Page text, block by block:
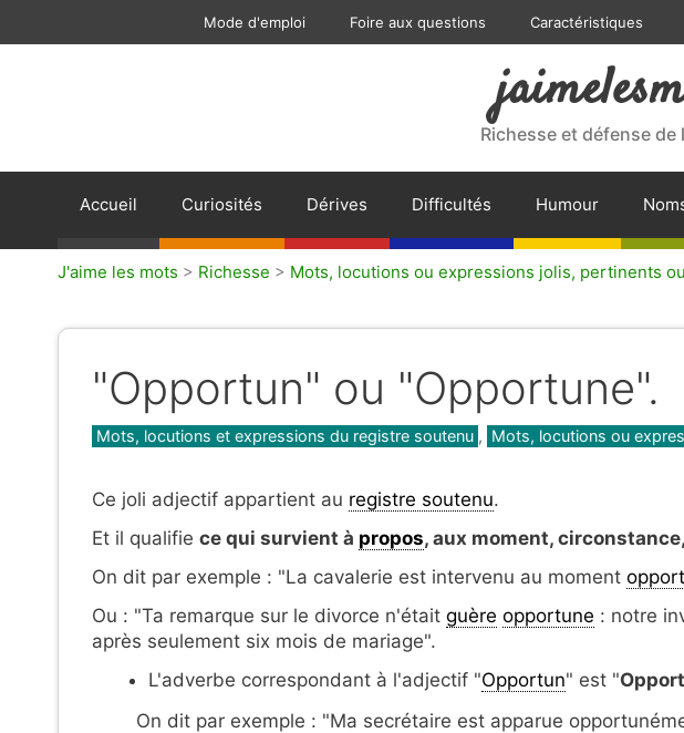
Mode d'emploi Foire aux questions Caractéristiques
Richesse et défense
Accueil Curiosités Dérives Difficultés Humour
J'aime les mots > Richesse > Mots, locutions ou expressions jolis, pertinents
"Opportun" ou "Opportune".
Catégories
Mots, locutions et expressions du registre soutenu , Mots, locutions ou
Ce joli adjectif appartient au registre soutenu.
Et il qualifie ce qui survient à propos, aux moment,
On dit par exemple : "La cavalerie est intervenu au moment
Ou : "Ta remarque sur le divorce n'était guère opportune : notre
après seulement six mois de mariage".
L'adverbe correspondant à l'adjectif "Opportun" est "
On dit par exemple : "Ma secrétaire est apparue